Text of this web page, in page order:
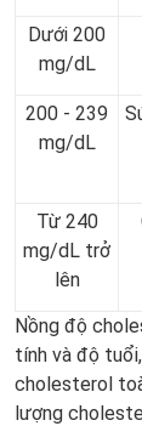
Dưới 200
mg/dL
200 - 239
mg/dL
Từ 240
mg/dL trở
lên
Nồng độ
tính và độ
cholesterol
lượng